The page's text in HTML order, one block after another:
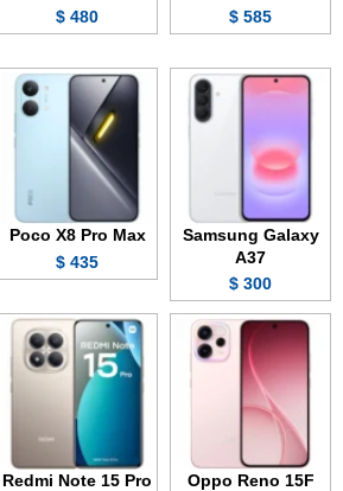
585 $
480 $
Samsung Galaxy
A37
300 $
Poco X8 Pro Max
435 $
Oppo Reno 15F
Redmi Note 15 Pro